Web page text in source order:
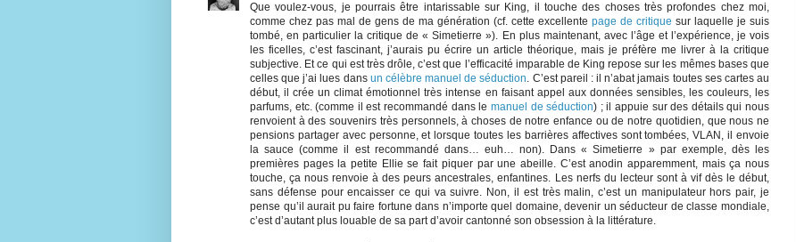
Que voulez-vous, je pourrais être intarissable sur King, il touche des choses très profondes chez moi,
comme chez pas mal de gens de ma génération (cf. cette excellente page de critique sur laquelle je suis
tombé, en particulier la critique de « Simetierre »). En plus maintenant, avec l’âge et l’expérience, je vois
les ficelles, c’est fascinant, j’aurais pu écrire un article théorique, mais je préfère me livrer à la critique
subjective. Et ce qui est très drôle, c’est que l’efficacité imparable de King repose sur les mêmes bases que
celles que j’ai lues dans un célèbre manuel de séduction. C’est pareil : il n’abat jamais toutes ses cartes au
début, il crée un climat émotionnel très intense en faisant appel aux données sensibles, les couleurs, les
parfums, etc. (comme il est recommandé dans le manuel de séduction) ; il appuie sur des détails qui nous
renvoient à des souvenirs très personnels, à choses de notre enfance ou de notre quotidien, que nous ne
pensions partager avec personne, et lorsque toutes les barrières affectives sont tombées, VLAN, il envoie
la sauce (comme il est recommandé dans… euh… non). Dans « Simetierre » par exemple, dès les
premières pages la petite Ellie se fait piquer par une abeille. C’est anodin apparemment, mais ça nous
touche, ça nous renvoie à des peurs ancestrales, enfantines. Les nerfs du lecteur sont à vif dès le début,
sans défense pour encaisser ce qui va suivre. Non, il est très malin, c’est un manipulateur hors pair, je
pense qu’il aurait pu faire fortune dans n’importe quel domaine, devenir un séducteur de classe mondiale,
c’est d’autant plus louable de sa part d’avoir cantonné son obsession à la littérature.